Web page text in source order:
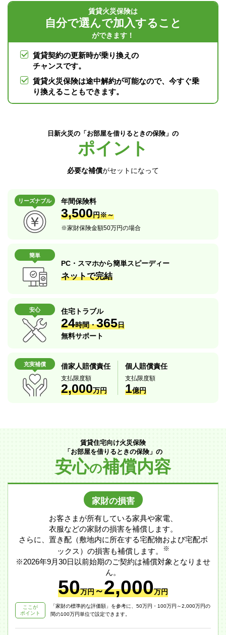
賃貸火災保険は
自分で選んで加入すること
ができます！
賃貸契約の更新時が乗り換えの
チャンスです。
賃貸火災保険は途中解約が可能なので、今すぐ乗
り換えることもできます。
日新火災の「お部屋を借りるときの保険」の
ポイント
必要な補償がセットになって
リーズナブル 年間保険料
3,500円※～
※家財保険金額50万円の場合
簡単
PC・スマホから簡単スピーディー
ネットで完結
安心 住宅トラブル
24時間・365日
無料サポート
充実補償 借家人賠償責任
支払限度額
2,000万円
個人賠償責任
支払限度額
1億円
賃貸住宅向け火災保険
「お部屋を借りるときの保険」の
安心の補償内容
家財の損害
お客さまが所有している家具や家電、
衣服などの家財の損害を補償します。
さらに、置き配（敷地内に所在する宅配物および宅配ボ
ックス）の損害も補償します。
※
※2026年9月30日以前始期のご契約は補償対象となりませ
ん。
50万円～2,000万円
ここが
ポイント
「家財の標準的な評価額」を参考に、50万円・100万円～2,000万円の
間の100万円単位で設定できます。